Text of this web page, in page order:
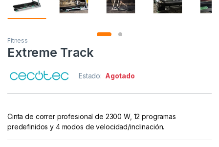
Fitness
Extreme Track
Estado: Agotado
Cinta de correr profesional de 2300 W, 12 programas
predefinidos y 4 modos de velocidad/inclinación.